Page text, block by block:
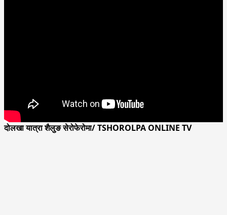
दोलखा यात्रा शैलुङ सेरोफेरोमा/ TSHOROLPA ONLINE TV